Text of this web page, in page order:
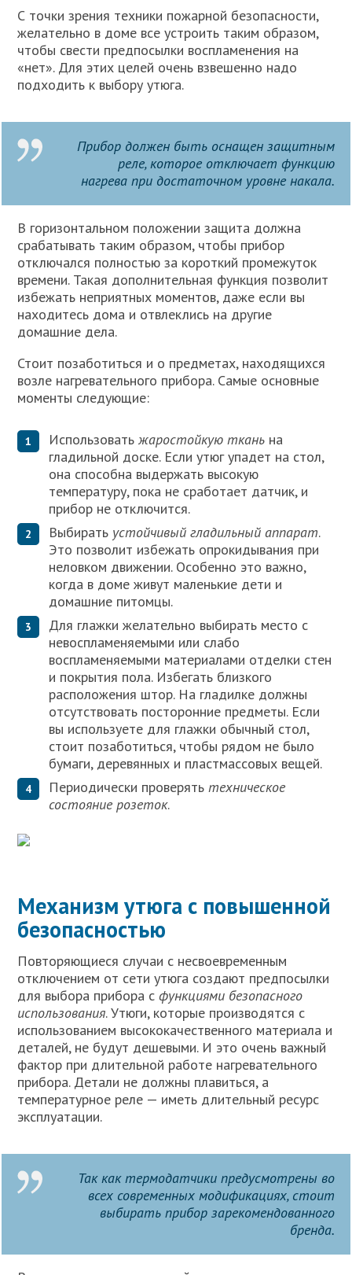
С точки зрения техники пожарной безопасности,
желательно в доме все устроить таким образом,
чтобы свести предпосылки воспламенения на
«нет». Для этих целей очень взвешенно надо
подходить к выбору утюга.
Прибор должен быть оснащен защитным
реле, которое отключает функцию
нагрева при достаточном уровне накала.
В горизонтальном положении защита должна
срабатывать таким образом, чтобы прибор
отключался полностью за короткий промежуток
времени. Такая дополнительная функция позволит
избежать неприятных моментов, даже если вы
находитесь дома и отвлеклись на другие
домашние дела.
Стоит позаботиться и о предметах, находящихся
возле нагревательного прибора. Самые основные
моменты следующие:
Использоватьжаростойкую ткань на
гладильной доске. Если утюг упадет на стол,
она способна выдержать высокую
температуру, пока не сработает датчик, и
прибор не отключится.
Выбирать устойчивый гладильный аппарат.
Это позволит избежать опрокидывания при
неловком движении. Особенно это важно,
когда в доме живут маленькие дети и
домашние питомцы.
Для глажки желательно выбирать место с
невоспламеняемыми или слабо
воспламеняемыми материалами отделки стен
и покрытия пола. Избегать близкого
расположения штор. На гладилке должны
отсутствовать посторонние предметы. Если
вы используете для глажки обычный стол,
стоит позаботиться, чтобы рядом не было
бумаги, деревянных и пластмассовых вещей.
Периодически проверятьтехническое
состояние розеток.
Механизм утюга с повышенной
безопасностью
Повторяющиеся случаи с несвоевременным
отключением от сети утюга создают предпосылки
для выбора прибора сфункциями безопасного
использования. Утюги, которые производятся с
использованием высококачественного материала и
деталей, не будут дешевыми. И это очень важный
фактор при длительной работе нагревательного
прибора. Детали не должны плавиться, а
температурное реле — иметь длительный ресурс
эксплуатации.
Так как термодатчики предусмотрены во
всех современных модификациях, стоит
выбирать прибор зарекомендованного
бренда.